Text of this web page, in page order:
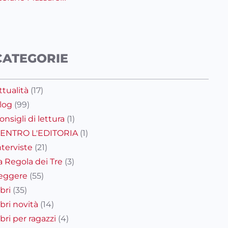
(17)
(99)
di lettura (1)
L'EDITORIA (1)
(21)
Regola dei Tre (3)
(55)
(35)
novità (14)
per ragazzi (4)